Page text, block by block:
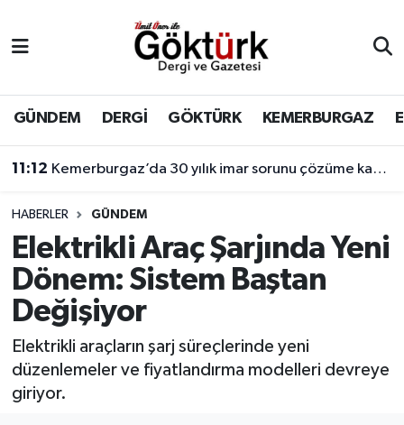
GÜNDEM DERGİ GÖKTÜRK KEMERBURGAZ
11:12 Kemerburgaz’da 30 yılık imar sorunu çözüme kavuşuyor
HABERLER GÜNDEM
Elektrikli Araç Şarjında Yeni
Dönem: Sistem Baştan
Değişiyor
Elektrikli araçların şarj süreçlerinde yeni
düzenlemeler ve fiyatlandırma modelleri devreye
giriyor.
BİLİM
DERGİ
DÜNYA
EĞİTİM
EKONOMİ
GÖKTÜRK
GÜNDEM
Eyüpsultan Hava Durumu
Eyüpsultan Trafik Yoğunluk Haritası
Süper Lig Puan Durumu ve Fikstür
Tüm Manşetler
Son Dakika Haberleri
Haber Arşivi